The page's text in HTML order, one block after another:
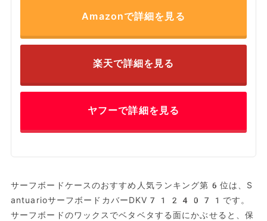
Amazonで詳細を見る
楽天で詳細を見る
ヤフーで詳細を見る
サーフボードケースのおすすめ人気ランキング第6位は、S
antuarioサーフボードカバーDKV7124071です。
サーフボードのワックスでベタベタする面にかぶせると、保